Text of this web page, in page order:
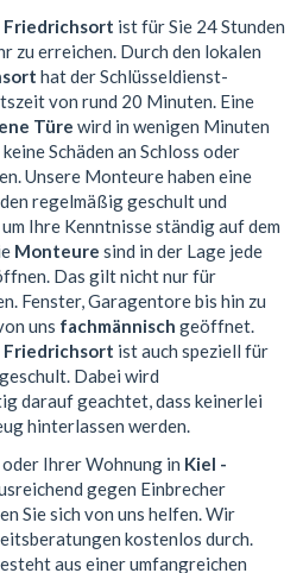
Friedrichsort ist für Sie 24 Stunden
zu erreichen. Durch den lokalen
hat der Schlüsseldienst-
von rund 20 Minuten. Eine
Türe wird in wenigen Minuten
Schäden an Schloss oder
Unsere Monteure haben eine
regelmäßig geschult und
Ihre Kenntnisse ständig auf dem
Monteure sind in der Lage jede
Das gilt nicht nur für
Fenster, Garagentore bis hin zu
uns fachmännisch geöffnet.
Friedrichsort ist auch speziell für
Dabei wird
darauf geachtet, dass keinerlei
hinterlassen werden.
Ihrer Wohnung in Kiel -
gegen Einbrecher
Sie sich von uns helfen. Wir
kostenlos durch.
aus einer umfangreichen